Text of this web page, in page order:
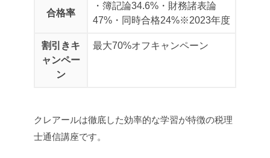
合格率
・簿記論34.6% ・財務諸表論
47% ・同時合格24%※2023年度
割引きキ
ャンペー
ン
最大70%オフキャンペーン
クレアールは徹底した効率的な学習が特徴の税理
士通信講座です。